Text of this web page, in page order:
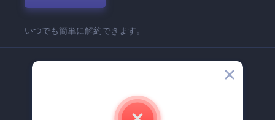
いつでも簡単に解約できます。
Renderforest 企業情報
お問い合わせ